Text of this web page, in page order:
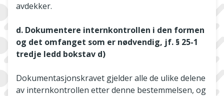
avdekker.
d. Dokumentere internkontrollen i den formen
og det omfanget som er nødvendig, jf. § 25-1
tredje ledd bokstav d)
Dokumentasjonskravet gjelder alle de ulike delene
av internkontrollen etter denne bestemmelsen, og